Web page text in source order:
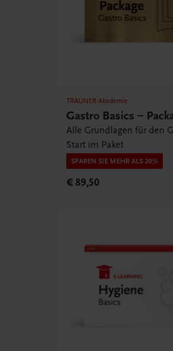
TRAUNER Akademie
Gastro Basics –
Alle Grundlagen für den
Start im Paket
SPAREN SIE MEHR ALS 20%
€ 89,50